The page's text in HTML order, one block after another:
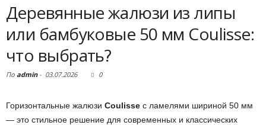
Деревянные жалюзи из липы
или бамбуковые 50 мм Coulisse:
что выбрать?
По admin- 03.07.2026 0
Горизонтальные жалюзи Coulisse с ламелями шириной 50 мм
— это стильное решение для современных и классических